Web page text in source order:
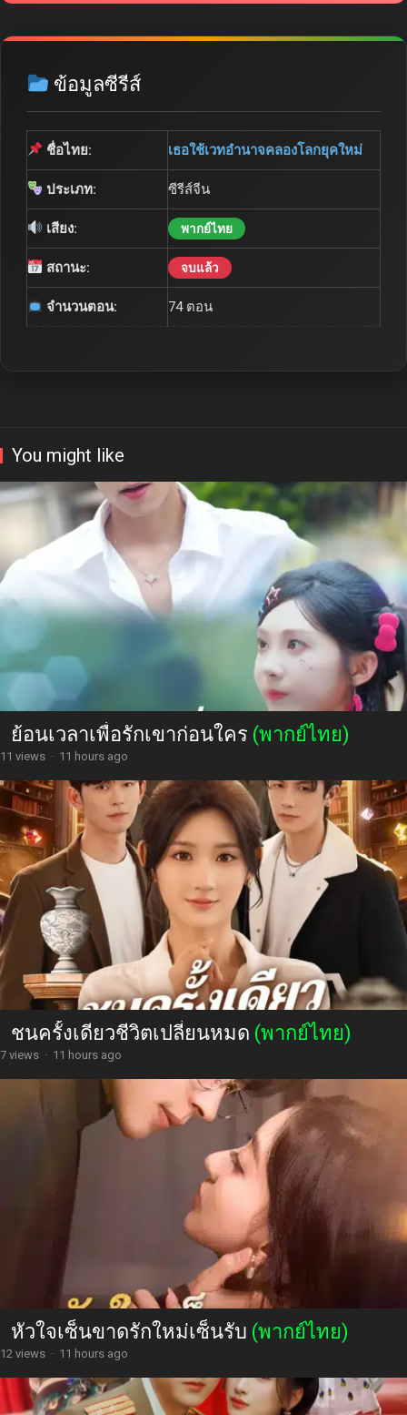
ข้อมูลซีรีส์
ชื่อไทย: เธอใช้เวทอำนาจคลองโลกยุคใหม่
ประเภท: ซีรีส์จีน
เสียง: พากย์ไทย
สถานะ: จบแล้ว
จำนวนตอน: 74 ตอน
You might like
ย้อนเวลาเพื่อรักเขาก่อนใคร (พากย์ไทย)
11 views · 11 hours ago
ชนครั้งเดียวชีวิตเปลี่ยนหมด (พากย์ไทย)
7 views · 11 hours ago
หัวใจเซ็นขาดรักใหม่เซ็นรับ (พากย์ไทย)
12 views · 11 hours ago